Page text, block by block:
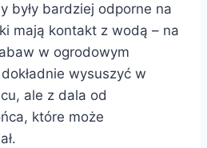
były bardziej odporne na
mają kontakt z wodą – na
w ogrodowym
wysuszyć w
ale z dala od
które może